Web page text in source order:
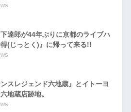
達郎が44年ぶりに京都のライブハ
(じっとく)』に帰って来る!!
ンスレジェンド六地蔵』とイトーヨ
地蔵店跡地。